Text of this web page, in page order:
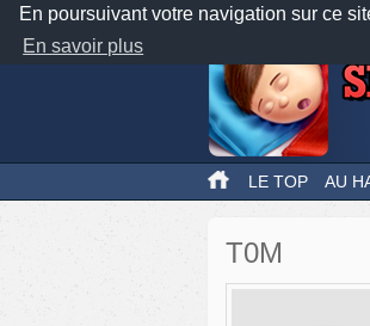
En poursuivant votre navigation sur ce
En savoir plus
LE TOP AU
T0M